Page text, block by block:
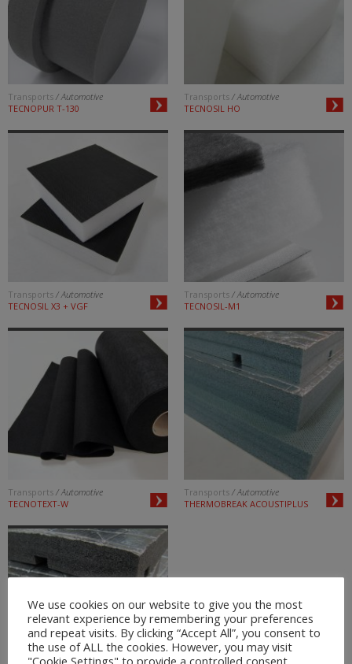
Transports / Automotive
TECNOPUR T-130
Transports / Automotive
TECNOSIL HO
Transports / Automotive
TECNOSIL X3 + VGF
Transports / Automotive
TECNOSIL-M1
Transports / Automotive
TECNOTEXT-W
Transports / Automotive
THERMOBREAK ACOUSTIPLUS
We use cookies on our website to give you the most
relevant experience by remembering your preferences
and repeat visits. By clicking “Accept All”, you consent to
the use of ALL the cookies. However, you may visit